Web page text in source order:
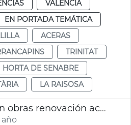
VALENCIA
EN PORTADA TEMÁTICA
ACERAS
TRINITAT
HORTA DE SENABRE
LA RAISOSA
JGL Contratación obras renovación aceras València